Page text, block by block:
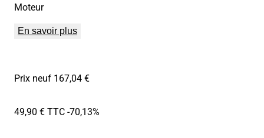
Moteur
En savoir plus
Prix neuf 167,04 €
49,90 € TTC-70,13%